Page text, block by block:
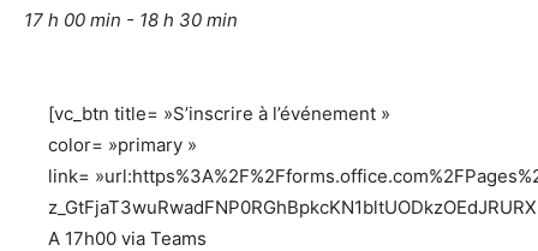
17 h 00 min - 18 h 30 min
[vc_btn title= »S’inscrire à l’événement »
color= »primary »
link=
A 17h00 via Teams